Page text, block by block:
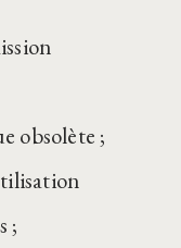
obsolète ;
;